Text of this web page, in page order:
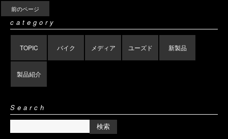
前のページ
category
TOPIC バイク メディア ユーズド 新製品
製品紹介
Search